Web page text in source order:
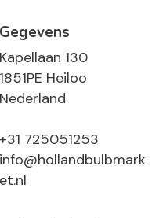
Gegevens
Kapellaan 130
1851PE Heiloo
Nederland
+31 725051253
info@hollandbulbmark
et.nl